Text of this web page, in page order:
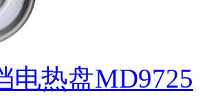
电热盘MD9725